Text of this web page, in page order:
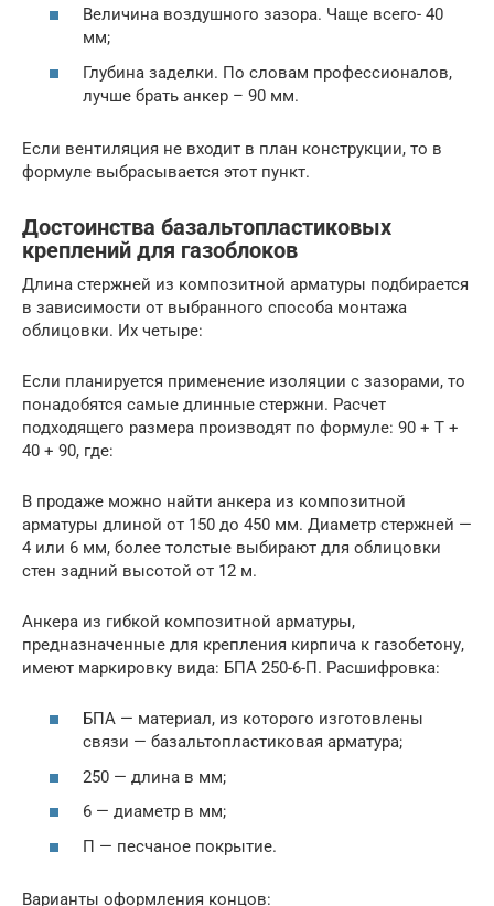
Величина воздушного зазора. Чаще всего- 40
мм;
Глубина заделки. По словам профессионалов,
лучше брать анкер – 90 мм.
Если вентиляция не входит в план конструкции, то в
формуле выбрасывается этот пункт.
Достоинства базальтопластиковых
креплений для газоблоков
Длина стержней из композитной арматуры подбирается
в зависимости от выбранного способа монтажа
облицовки. Их четыре:
Если планируется применение изоляции с зазорами, то
понадобятся самые длинные стержни. Расчет
подходящего размера производят по формуле: 90 + Т +
40 + 90, где:
В продаже можно найти анкера из композитной
арматуры длиной от 150 до 450 мм. Диаметр стержней —
4 или 6 мм, более толстые выбирают для облицовки
стен задний высотой от 12 м.
Анкера из гибкой композитной арматуры,
предназначенные для крепления кирпича к газобетону,
имеют маркировку вида: БПА 250-6-П. Расшифровка:
БПА — материал, из которого изготовлены
связи — базальтопластиковая арматура;
250 — длина в мм;
6 — диаметр в мм;
П — песчаное покрытие.
Варианты оформления концов: